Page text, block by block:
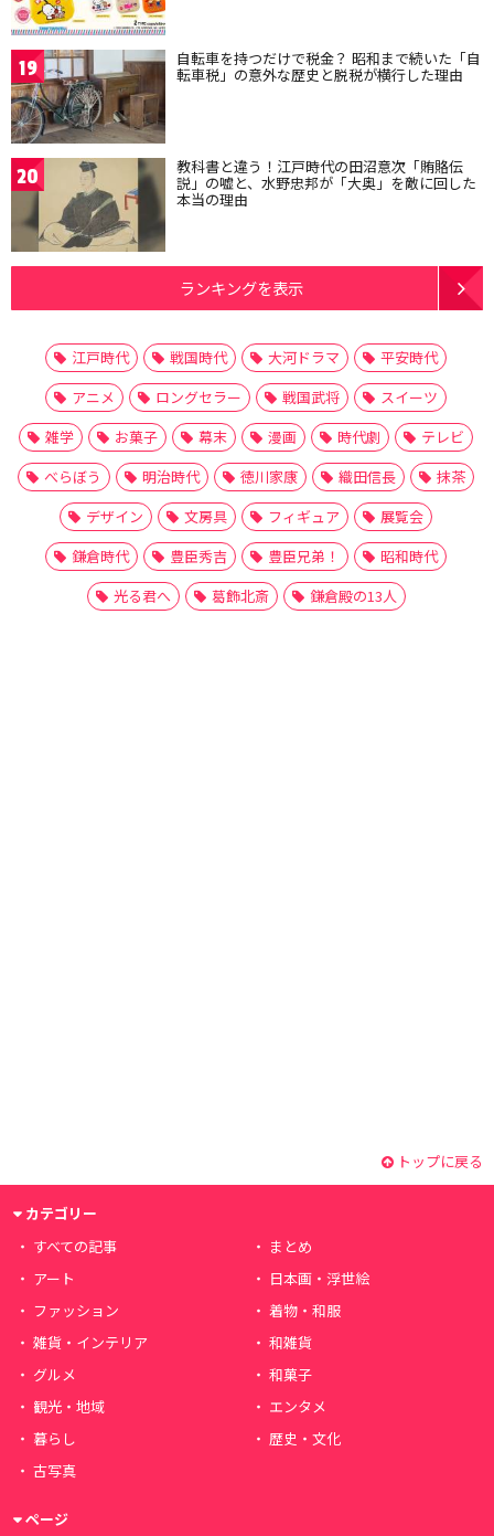
19 自転車を持つだけで税金？ 昭和まで続いた「自
転車税」の意外な歴史と脱税が横行した理由
20 教科書と違う！江戸時代の田沼意次「賄賂伝
説」の嘘と、水野忠邦が「大奥」を敵に回した
本当の理由
ランキングを表示
江戸時代 戦国時代 大河ドラマ
平安時代
アニメ
ロングセラー 戦国武将
スイーツ
雑学
お菓子 幕末 漫画 時代劇
テレビ
べらぼう
明治時代 徳川家康 織田信長
抹茶
デザイン
文房具 フィギュア
展覧会
鎌倉時代
豊臣秀吉 豊臣兄弟！
昭和時代
光る君へ
葛飾北斎 鎌倉殿の13人
トップに戻る
カテゴリー
すべての記事
まとめ
アート
日本画・浮世絵
ファッション
着物・和服
雑貨・インテリア
和雑貨
グルメ
和菓子
観光・地域
エンタメ
暮らし
歴史・文化
古写真
ページ